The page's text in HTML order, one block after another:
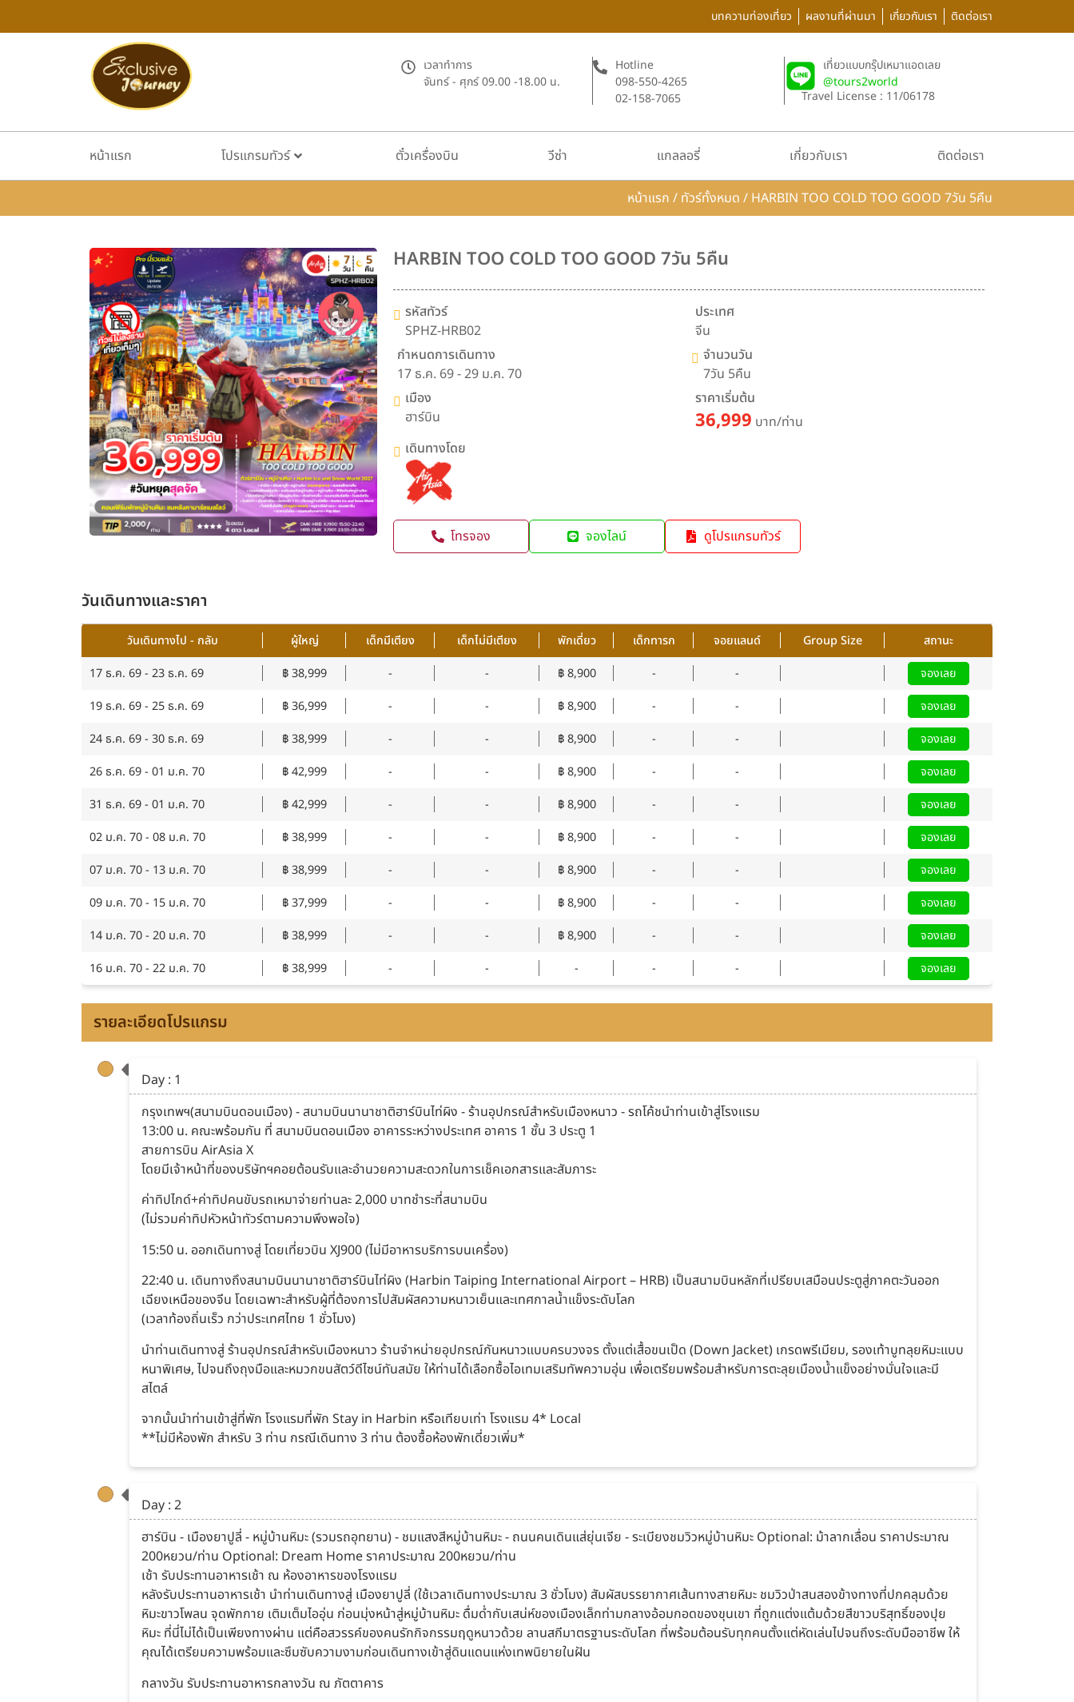
บทความท่องเที่ยว ผลงานที่ผ่านมา เกี่ยวกับเรา ติดต่อเรา
เวลาทำการ
จันทร์ - ศุกร์ 09.00 -18.00 น.
Hotline
098-550-4265
02-158-7065
เที่ยวแบบกรุ๊ปเหมาแอดเลย
@tours2world
Travel License : 11/06178
หน้าแรก โปรแกรมทัวร์ ตั๋วเครื่องบิน วีซ่า แกลลอรี่ เกี่ยวกับเรา ติดต่อเรา
หน้าแรก / ทัวร์ทั้งหมด / HARBIN TOO COLD TOO GOOD 7วัน 5คืน
HARBIN TOO COLD TOO GOOD 7วัน 5คืน
รหัสทัวร์
SPHZ-HRB02
ประเทศ
จีน
กำหนดการเดินทาง
17 ธ.ค. 69 - 29 ม.ค. 70
จำนวนวัน
7วัน 5คืน
เมือง
ฮาร์บิน
ราคาเริ่มต้น
36,999 บาท/ท่าน
เดินทางโดย
โทรจอง จองไลน์ ดูโปรแกรมทัวร์
วันเดินทางและราคา
วันเดินทางไป - กลับ ผู้ใหญ่ เด็กมีเตียง เด็กไม่มีเตียง พักเดี่ยว เด็กทารก จอยแลนด์ Group Size
สถานะ
17 ธ.ค. 69 - 23 ธ.ค. 69
฿ 38,999 - - ฿ 8,900 - -
จองเลย
19 ธ.ค. 69 - 25 ธ.ค. 69
฿ 36,999 - - ฿ 8,900 - -
จองเลย
24 ธ.ค. 69 - 30 ธ.ค. 69
฿ 38,999 - - ฿ 8,900 - -
จองเลย
26 ธ.ค. 69 - 01 ม.ค. 70
฿ 42,999 - - ฿ 8,900 - -
จองเลย
31 ธ.ค. 69 - 01 ม.ค. 70
฿ 42,999 - - ฿ 8,900 - -
จองเลย
02 ม.ค. 70 - 08 ม.ค. 70
฿ 38,999 - - ฿ 8,900 - -
จองเลย
07 ม.ค. 70 - 13 ม.ค. 70
฿ 38,999 - - ฿ 8,900 - -
จองเลย
09 ม.ค. 70 - 15 ม.ค. 70
฿ 37,999 - - ฿ 8,900 - -
จองเลย
14 ม.ค. 70 - 20 ม.ค. 70
฿ 38,999 - - ฿ 8,900 - -
จองเลย
16 ม.ค. 70 - 22 ม.ค. 70
฿ 38,999 - - - - - จองเลย
รายละเอียดโปรแกรม
Day : 1
กรุงเทพฯ(สนามบินดอนเมือง) - สนามบินนานาชาติฮาร์บินไท่ผิง - ร้านอุปกรณ์สำหรับเมืองหนาว - รถโค้ชนำท่านเข้าสู่โรงแรม
13:00 น. คณะพร้อมกัน ที่ สนามบินดอนเมือง อาคารระหว่างประเทศ อาคาร 1 ชั้น 3 ประตู 1
สายการบิน AirAsia X
โดยมีเจ้าหน้าที่ของบริษัทฯคอยต้อนรับและอำนวยความสะดวกในการเช็คเอกสารและสัมภาระ
ค่าทิปไกด์+ค่าทิปคนขับรถเหมาจ่ายท่านละ 2,000 บาทชำระที่สนามบิน
(ไม่รวมค่าทิปหัวหน้าทัวร์ตามความพึงพอใจ)
15:50 น. ออกเดินทางสู่ โดยเที่ยวบิน XJ900 (ไม่มีอาหารบริการบนเครื่อง)
22:40 น. เดินทางถึงสนามบินนานาชาติฮาร์บินไท่ผิง (Harbin Taiping International Airport – HRB) เป็นสนามบินหลักที่เปรียบเสมือนประตูสู่ภาคตะวันออก
เฉียงเหนือของจีน โดยเฉพาะสำหรับผู้ที่ต้องการไปสัมผัสความหนาวเย็นและเทศกาลน้ำแข็งระดับโลก
(เวลาท้องถิ่นเร็ว กว่าประเทศไทย 1 ชั่วโมง)
นำท่านเดินทางสู่ ร้านอุปกรณ์สำหรับเมืองหนาว ร้านจำหน่ายอุปกรณ์กันหนาวแบบครบวงจร ตั้งแต่เสื้อขนเป็ด (Down Jacket) เกรดพรีเมียม, รองเท้าบูทลุยหิมะแบบ
หนาพิเศษ, ไปจนถึงถุงมือและหมวกขนสัตว์ดีไซน์ทันสมัย ให้ท่านได้เลือกซื้อไอเทมเสริมทัพความอุ่น เพื่อเตรียมพร้อมสำหรับการตะลุยเมืองน้ำแข็งอย่างมั่นใจและมี
สไตล์
จากนั้นนำท่านเข้าสู่ที่พัก โรงแรมที่พัก Stay in Harbin หรือเทียบเท่า โรงแรม 4* Local
**ไม่มีห้องพัก สำหรับ 3 ท่าน กรณีเดินทาง 3 ท่าน ต้องซื้อห้องพักเดี่ยวเพิ่ม*
Day : 2
ฮาร์บิน - เมืองยาปูลี่ - หมู่บ้านหิมะ (รวมรถอุทยาน) - ชมแสงสีหมู่บ้านหิมะ - ถนนคนเดินแส่ยุ่นเจีย - ระเบียงชมวิวหมู่บ้านหิมะ Optional: ม้าลากเลื่อน ราคาประมาณ
200หยวน/ท่าน Optional: Dream Home ราคาประมาณ 200หยวน/ท่าน
เช้า รับประทานอาหารเช้า ณ ห้องอาหารของโรงแรม
หลังรับประทานอาหารเช้า นำท่านเดินทางสู่ เมืองยาปูลี่ (ใช้เวลาเดินทางประมาณ 3 ชั่วโมง) สัมผัสบรรยากาศเส้นทางสายหิมะ ชมวิวป่าสนสองข้างทางที่ปกคลุมด้วย
หิมะขาวโพลน จุดพักกาย เติมเต็มไออุ่น ก่อนมุ่งหน้าสู่หมู่บ้านหิมะ ดื่มด่ำกับเสน่ห์ของเมืองเล็กท่ามกลางอ้อมกอดของขุนเขา ที่ถูกแต่งแต้มด้วยสีขาวบริสุทธิ์ของปุย
หิมะ ที่นี่ไม่ได้เป็นเพียงทางผ่าน แต่คือสวรรค์ของคนรักกิจกรรมฤดูหนาวด้วย ลานสกีมาตรฐานระดับโลก ที่พร้อมต้อนรับทุกคนตั้งแต่หัดเล่นไปจนถึงระดับมืออาชีพ ให้
คุณได้เตรียมความพร้อมและซึมซับความงามก่อนเดินทางเข้าสู่ดินแดนแห่งเทพนิยายในฝัน
กลางวัน รับประทานอาหารกลางวัน ณ ภัตตาคาร